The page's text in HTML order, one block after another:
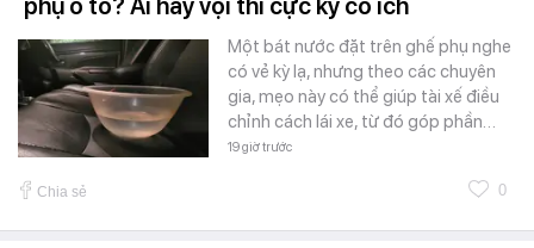
phụ ô tô? Ai hay vội thì cực kỳ có ích
Một bát nước đặt trên ghế phụ nghe
có vẻ kỳ lạ, nhưng theo các chuyên
gia, mẹo này có thể giúp tài xế điều
chỉnh cách lái xe, từ đó góp phần…
19 giờ trước
Chia sẻ 0